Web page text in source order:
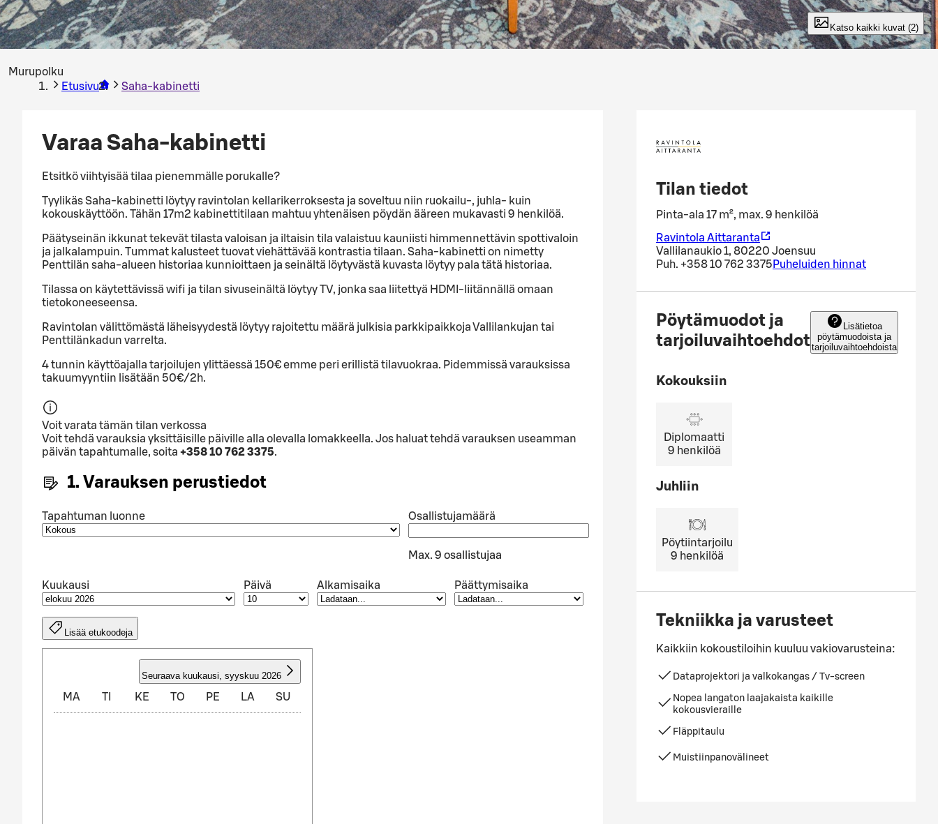
Katso kaikki kuvat (2)
Murupolku
Etusivu
Saha-kabinetti
Varaa Saha-kabinetti
Etsitkö viihtyisää tilaa pienemmälle porukalle?
Tyylikäs Saha-kabinetti löytyy ravintolan kellarikerroksesta ja soveltuu niin ruokailu-, juhla- kuin
kokouskäyttöön. Tähän 17m2 kabinettitilaan mahtuu yhtenäisen pöydän ääreen mukavasti 9 henkilöä.
Päätyseinän ikkunat tekevät tilasta valoisan ja iltaisin tila valaistuu kauniisti himmennettävin spottivaloin
ja jalkalampuin. Tummat kalusteet tuovat viehättävää kontrastia tilaan. Saha-kabinetti on nimetty
Penttilän saha-alueen historiaa kunnioittaen ja seinältä löytyvästä kuvasta löytyy pala tätä historiaa.
Tilassa on käytettävissä wifi ja tilan sivuseinältä löytyy TV, jonka saa liitettyä HDMI-liitännällä omaan
tietokoneeseensa.
Ravintolan välittömästä läheisyydestä löytyy rajoitettu määrä julkisia parkkipaikkoja Vallilankujan tai
Penttilänkadun varrelta.
4 tunnin käyttöajalla tarjoilujen ylittäessä 150€ emme peri erillistä tilavuokraa. Pidemmissä varauksissa
takuumyyntiin lisätään 50€/2h.
Voit varata tämän tilan verkossa
Voit tehdä varauksia yksittäisille päiville alla olevalla lomakkeella. Jos haluat tehdä varauksen useamman
päivän tapahtumalle, soita +358 10 762 3375.
Tilan tiedot
Pinta-ala 17 m², max. 9 henkilöä
Ravintola Aittaranta
Vallilanaukio 1, 80220 Joensuu
Puh. +358 10 762 3375 Puheluiden hinnat
Pöytämuodot ja
tarjoiluvaihtoehdot
Lisätietoa
pöytämuodoista ja
tarjoiluvaihtoehdoista
Kokouksiin
Diplomaatti
9 henkilöä
Juhliin
Pöytiintarjoilu
9 henkilöä
Tekniikka ja varusteet
Kaikkiin kokoustiloihin kuuluu vakiovarusteina:
Dataprojektori ja valkokangas / Tv-screen
Nopea langaton laajakaista kaikille
kokousvieraille
Fläppitaulu
Muistiinpanovälineet
1. Varauksen perustiedot
Tapahtuman luonne Osallistujamäärä
Max. 9 osallistujaa
Kuukausi Päivä Alkamisaika Päättymisaika
Lisää etukoodeja
ELOKUU 2026
Seuraava kuukausi syyskuu 2026
MA TI KE TO PE LA SU